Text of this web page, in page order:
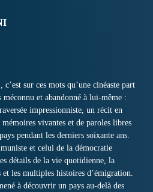
sur ces mots qu’une cinéaste part
et abandonné à lui-même :
impressionniste, un récit en
vivantes et de paroles libres
pendant les derniers soixante ans.
et celui de la démocratie
détails de la vie quotidienne, la
et les multiples histoires d’émigration.
à découvrir un pays au-delà des